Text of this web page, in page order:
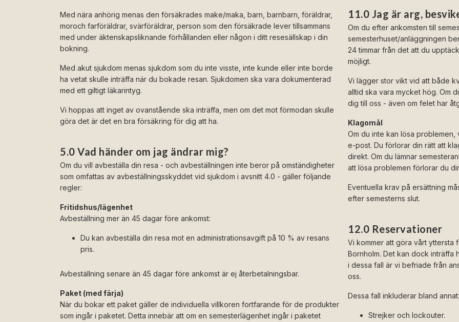
Med nära anhörig menas den försäkrades make/maka, barn, barnbarn, föräldrar,
moroch farföräldrar, svärföräldrar, person som den försäkrade lever tillsammans
med under äktenskapsliknande förhållanden eller någon i ditt resesällskap i din
bokning.
Med akut sjukdom menas sjukdom som du inte visste, inte kunde eller inte borde
ha vetat skulle inträffa när du bokade resan. Sjukdomen ska vara dokumenterad
med ett giltigt läkarintyg.
Vi hoppas att inget av ovanstående ska inträffa, men om det mot förmodan skulle
göra det är det en bra försäkring för dig att ha.
5.0 Vad händer om jag ändrar mig?
Om du vill avbeställa din resa - och avbeställningen inte beror på omständigheter
som omfattas av avbeställningsskyddet vid sjukdom i avsnitt 4.0 - gäller följande
regler:
Fritidshus/lägenhet
Avbeställning mer än 45 dagar före ankomst:
Du kan avbeställa din resa mot en administrationsavgift på 10 % av resans
pris.
Avbeställning senare än 45 dagar före ankomst är ej återbetalningsbar.
Paket (med färja)
När du bokar ett paket gäller de individuella villkoren fortfarande för de produkter
som ingår i paketet. Detta innebär att om en semesterlägenhet ingår i paketet
11.0 Jag är arg,
Om du efter ankomsten till
semesterhuset/anläggningen
24 timmar från det att du
möjligt.
Vi lägger stor vikt vid att både
alltid ska vara mycket hög. Om
dig till oss - även om felet har
Klagomål
Om du inte kan lösa
e-post. Du förlorar din rätt att
direkt. Om du lämnar
att lösa problemen förlorar du
Eventuella krav på ersättning
efter semesterns slut.
12.0 Reservationer
Vi kommer att göra vårt
Bornholm. Det kan dock inträffa
i dessa fall är vi befriade från
oss.
Dessa fall inkluderar bland annat:
Strejker och lockouter.